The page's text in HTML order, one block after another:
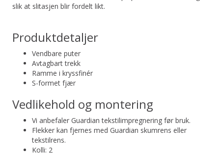
slik at slitasjen blir fordelt likt.
Produktdetaljer
Vendbare puter
Avtagbart trekk
Ramme i kryssfinér
S-formet fjær
Vedlikehold og montering
Vi anbefaler Guardian tekstilimpregnering før bruk.
Flekker kan fjernes med Guardian skumrens eller
tekstilrens.
Kolli: 2